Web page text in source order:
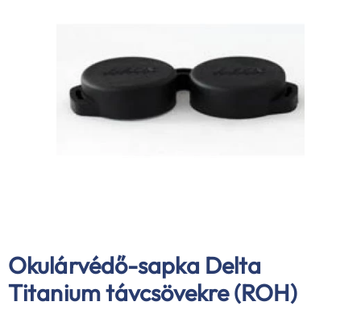
Okulárvédő-sapka Delta
Titanium távcsövekre (ROH)